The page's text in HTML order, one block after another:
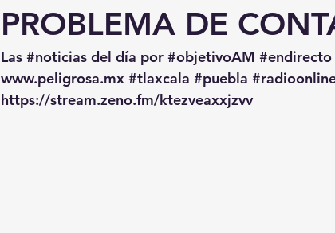
PROBLEMA DE
Las #noticias del día por #objetivoAM #endirecto
www.peligrosa.mx #tlaxcala #puebla
https://stream.zeno.fm/ktezveaxxjzvv